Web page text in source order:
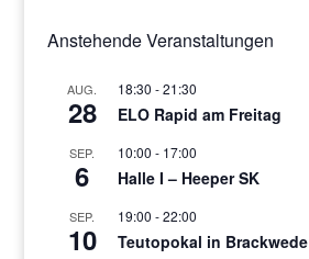
Anstehende Veranstaltungen
AUG.
28
18:30 -21:30
ELO Rapid am Freitag
SEP.
6
10:00 - 17:00
Halle I – Heeper SK
SEP.
10
19:00 -22:00
Teutopokal in Brackwede